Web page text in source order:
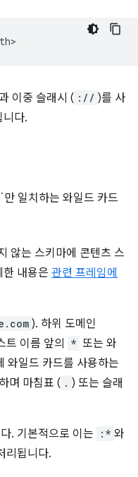
이중 슬래시 ( :// )를 사
니다.
`만 일치하는 와일드 카드
않는 스키마에 콘텐츠 스
내용은 관련 프레임에
). 하위 도메인
트 이름 앞의 * 또는 와
와일드 카드를 사용하는
며 마침표 ( . ) 또는 슬래
. 기본적으로 이는 :* 와
리됩니다.